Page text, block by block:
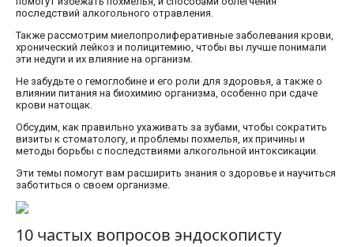
последствий алкогольного отравления.
Также рассмотрим миелопролиферативные заболевания крови,
хронический лейкоз и полицитемию, чтобы вы лучше понимали
эти недуги и их влияние на организм.
Не забудьте о гемоглобине и его роли для здоровья, а также о
влиянии питания на биохимию организма, особенно при сдаче
крови натощак.
Обсудим, как правильно ухаживать за зубами, чтобы сократить
визиты к стоматологу, и проблемы похмелья, их причины и
методы борьбы с последствиями алкогольной интоксикации.
Эти темы помогут вам расширить знания о здоровье и научиться
заботиться о своем организме.
10 частых вопросов эндоскописту